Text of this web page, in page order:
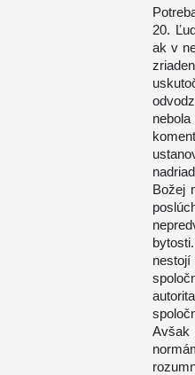
20.
ak v
Božej
nestojí